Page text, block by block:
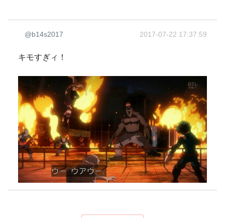
@b14s2017 2017-07-22 17:37:59
キモすぎィ！